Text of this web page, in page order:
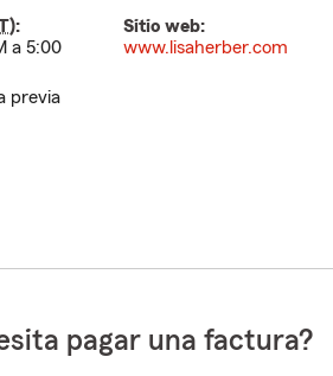
):
a 5:00
previa
Sitio web:
www.lisaherber.com
pagar una factura?